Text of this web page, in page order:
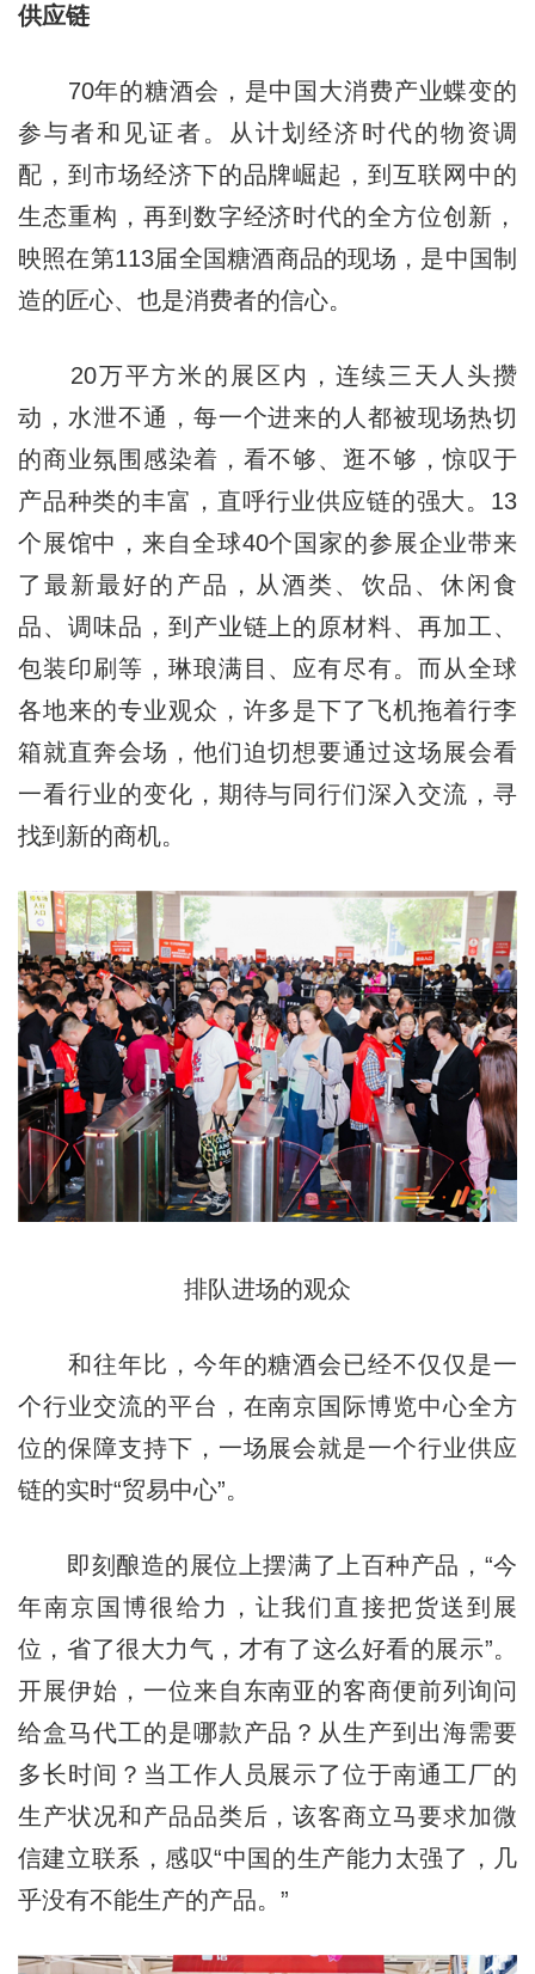
供应链
70年的糖酒会，是中国大消费产业蝶变的
参与者和见证者。从计划经济时代的物资调
配，到市场经济下的品牌崛起，到互联网中的
生态重构，再到数字经济时代的全方位创新，
映照在第113届全国糖酒商品的现场，是中国制
造的匠心、也是消费者的信心。
20万平方米的展区内，连续三天人头攒
动，水泄不通，每一个进来的人都被现场热切
的商业氛围感染着，看不够、逛不够，惊叹于
产品种类的丰富，直呼行业供应链的强大。13
个展馆中，来自全球40个国家的参展企业带来
了最新最好的产品，从酒类、饮品、休闲食
品、调味品，到产业链上的原材料、再加工、
包装印刷等，琳琅满目、应有尽有。而从全球
各地来的专业观众，许多是下了飞机拖着行李
箱就直奔会场，他们迫切想要通过这场展会看
一看行业的变化，期待与同行们深入交流，寻
找到新的商机。
排队进场的观众
和往年比，今年的糖酒会已经不仅仅是一
个行业交流的平台，在南京国际博览中心全方
位的保障支持下，一场展会就是一个行业供应
链的实时“贸易中心”。
即刻酿造的展位上摆满了上百种产品，“今
年南京国博很给力，让我们直接把货送到展
位，省了很大力气，才有了这么好看的展示”。
开展伊始，一位来自东南亚的客商便前列询问
给盒马代工的是哪款产品？从生产到出海需要
多长时间？当工作人员展示了位于南通工厂的
生产状况和产品品类后，该客商立马要求加微
信建立联系，感叹“中国的生产能力太强了，几
乎没有不能生产的产品。”